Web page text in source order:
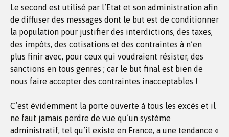
Le second est utilisé par l’Etat et son administration afin
de diffuser des messages dont le but est de conditionner
la population pour justifier des interdictions, des taxes,
des impôts, des cotisations et des contraintes à n’en
plus finir avec, pour ceux qui voudraient résister, des
sanctions en tous genres ; car le but final est bien de
nous faire accepter des contraintes inacceptables !
C’est évidemment la porte ouverte à tous les excès et il
ne faut jamais perdre de vue qu’un système
administratif, tel qu’il existe en France, a une tendance «